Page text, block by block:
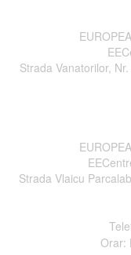
Strada Vanatorilor,
Strada Vlaicu
Orar: